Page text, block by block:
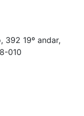
392 19º andar,
010